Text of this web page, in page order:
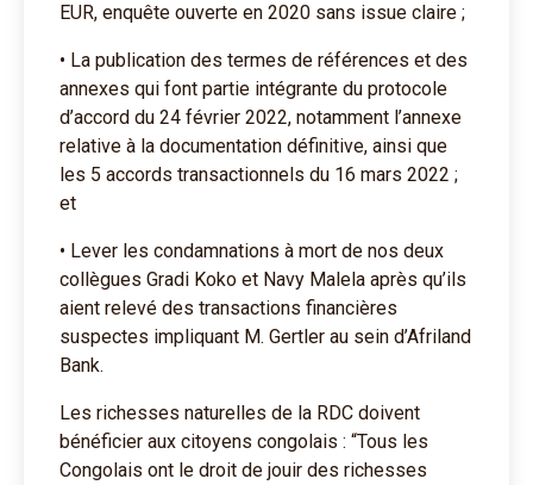
EUR, enquête ouverte en 2020 sans issue claire ;
• La publication des termes de références et des
annexes qui font partie intégrante du protocole
d’accord du 24 février 2022, notamment l’annexe
relative à la documentation définitive, ainsi que
les 5 accords transactionnels du 16 mars 2022 ;
et
• Lever les condamnations à mort de nos deux
collègues Gradi Koko et Navy Malela après qu’ils
aient relevé des transactions financières
suspectes impliquant M. Gertler au sein d’Afriland
Bank.
Les richesses naturelles de la RDC doivent
bénéficier aux citoyens congolais : “Tous les
Congolais ont le droit de jouir des richesses